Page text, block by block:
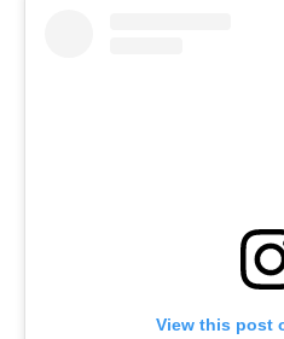
View this post